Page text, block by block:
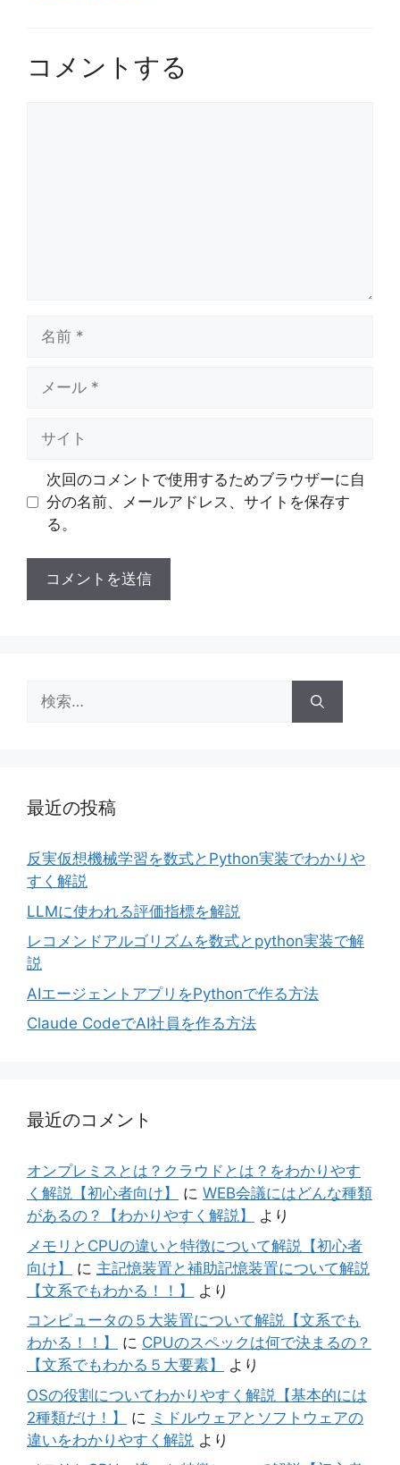
コメントする
次回のコメントで使用するためブラウザーに自
分の名前、メールアドレス、サイトを保存す
る。
索:
最近の投稿
反実仮想機械学習を数式とPython実装でわかりや
すく解説
LLMに使われる評価指標を解説
レコメンドアルゴリズムを数式とpython実装で解
説
AIエージェントアプリをPythonで作る方法
Claude CodeでAI社員を作る方法
最近のコメント
オンプレミスとは？クラウドとは？をわかりやす
く解説【初心者向け】
に WEB会議にはどんな種類
があるの？【わかりやすく解説】
より
メモリとCPUの違いと特徴について解説【初心者
向け】
に 主記憶装置と補助記憶装置について解説
【文系でもわかる！！】
より
コンピュータの５大装置について解説【文系でも
わかる！！】
に CPUのスペックは何で決まるの？
【文系でもわかる５大要素】
より
OSの役割についてわかりやすく解説【基本的には
2種類だけ！】
に ミドルウェアとソフトウェアの
違いをわかりやすく解説 より